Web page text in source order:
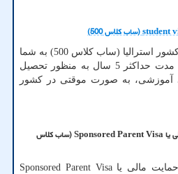
student(ساب کلاس 500)
ویزای تحصیلی یا دانشجویی کشور استرالیا (ساب کلاس 500) به شما
این امکان را می دهد که به مدت حداکثر 5 سال به منظور تحصیل
به صورت موقتی در کشور
یاSponsored Parent Visa(ساب کلاس
مالی یاSponsored Parent Visa